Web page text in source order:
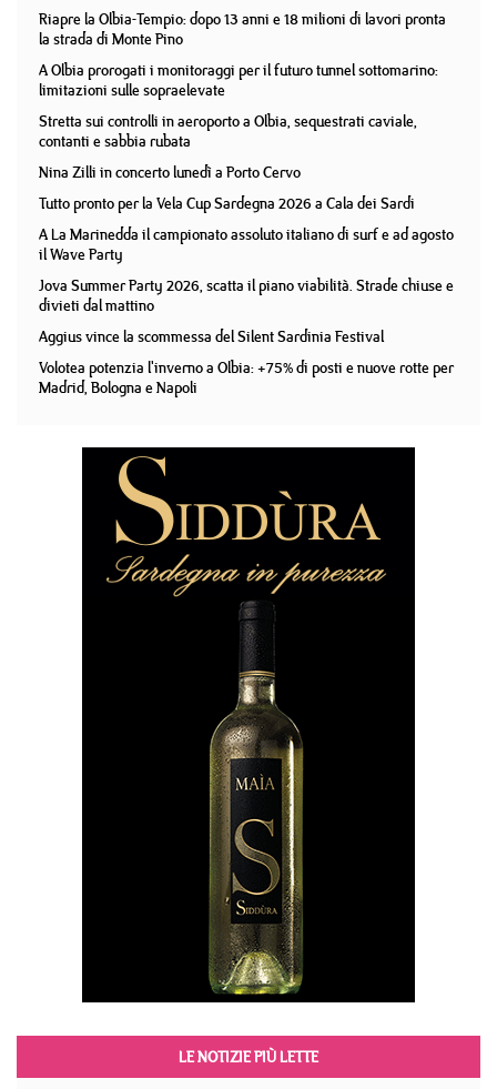
Riapre la Olbia-Tempio: dopo 13 anni e 18 milioni di lavori pronta
la strada di Monte Pino
A Olbia prorogati i monitoraggi per il futuro tunnel sottomarino:
limitazioni sulle sopraelevate
Stretta sui controlli in aeroporto a Olbia, sequestrati caviale,
contanti e sabbia rubata
Nina Zilli in concerto lunedì a Porto Cervo
Tutto pronto per la Vela Cup Sardegna 2026 a Cala dei Sardi
A La Marinedda il campionato assoluto italiano di surf e ad agosto
il Wave Party
Jova Summer Party 2026, scatta il piano viabilità. Strade chiuse e
divieti dal mattino
Aggius vince la scommessa del Silent Sardinia Festival
Volotea potenzia l'inverno a Olbia: +75% di posti e nuove rotte per
Madrid, Bologna e Napoli
LE NOTIZIE PIÙ LETTE